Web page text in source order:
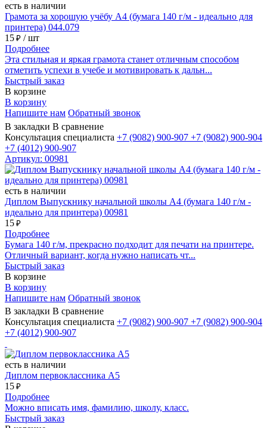
есть в наличии
Грамота за хорошую учёбу А4 (бумага 140 г/м - идеально для
принтера) 044.079
15 ₽ / шт
Подробнее
Эта стильная и яркая грамота станет отличным способом
отметить успехи в учебе и мотивировать к дальн...
Быстрый заказ
В корзине
В корзину
Напишите нам Обратный звонок
В закладки В сравнение
Консультация специалиста +7 (9082) 900-907 +7 (9082) 900-904
+7 (4012) 900-907
Артикул: 00981
есть в наличии
Диплом Выпускнику начальной школы А4 (бумага 140 г/м -
идеально для принтера) 00981
15 ₽
Подробнее
Бумага 140 г/м, прекрасно подходит для печати на принтере.
Отличный вариант, когда нужно написать чт...
Быстрый заказ
В корзине
В корзину
Напишите нам Обратный звонок
В закладки В сравнение
Консультация специалиста +7 (9082) 900-907 +7 (9082) 900-904
+7 (4012) 900-907
есть в наличии
Диплом первоклассника А5
15 ₽
Подробнее
Можно вписать имя, фамилию, школу, класс.
Быстрый заказ